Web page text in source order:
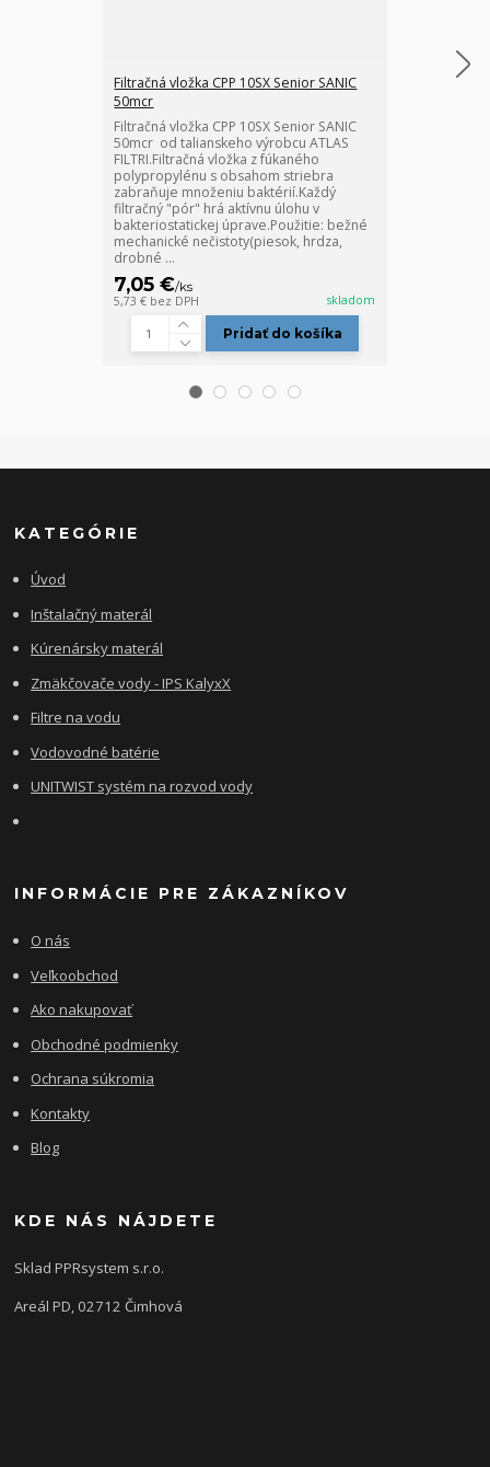
Filtračná vložka CPP 10SX Senior SANIC
50mcr
Filtračná vložka CPP 10SX Senior SANIC
50mcr od talianskeho výrobcu ATLAS
FILTRI.Filtračná vložka z fúkaného
polypropylénu s obsahom striebra
zabraňuje množeniu baktérií.Každý
filtračný "pór" hrá aktívnu úlohu v
bakteriostatickej úprave.Použitie: bežné
mechanické nečistoty(piesok, hrdza,
drobné ...
7,05 €/ks
5,73 € bez DPH skladom
Pridať do košíka
Filtračná
KATEGÓRIE
Úvod
Inštalačný materál
Kúrenársky materál
Zmäkčovače vody - IPS KalyxX
Filtre na vodu
Vodovodné batérie
UNITWIST systém na rozvod vody
INFORMÁCIE PRE ZÁKAZNÍKOV
O nás
Veľkoobchod
Ako nakupovať
Obchodné podmienky
Ochrana súkromia
Kontakty
Blog
KDE NÁS NÁJDETE
Sklad PPRsystem s.r.o.
Areál PD, 02712 Čimhová